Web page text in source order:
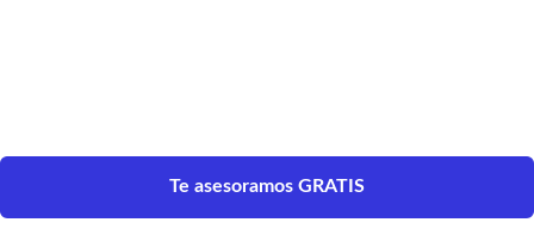
Te asesoramos GRATIS